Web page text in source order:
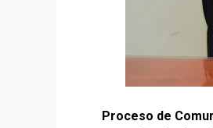
Proceso de